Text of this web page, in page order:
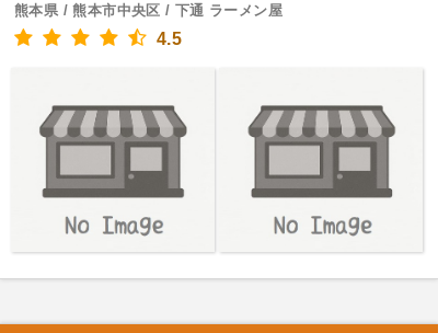
熊本県 / 熊本市中央区 / 下通 ラーメン屋
4.5